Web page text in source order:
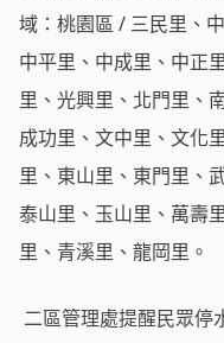
域：桃園區 / 三民里、
中平里、中成里、中正
里、光興里、北門里、
成功里、文中里、文化
里、東山里、東門里、
泰山里、玉山里、萬壽
里、青溪里、龍岡里。
二區管理處提醒民眾停